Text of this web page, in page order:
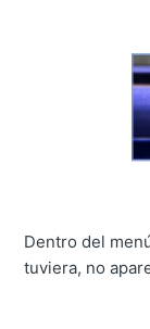
Dentro del
tuviera, no